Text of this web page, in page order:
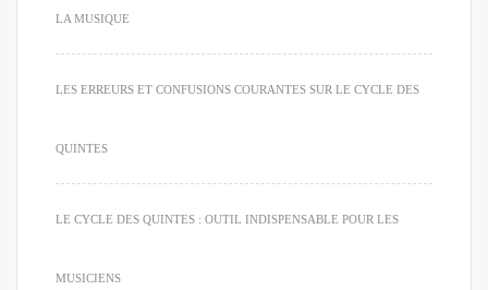
LA MUSIQUE
LES ERREURS ET CONFUSIONS COURANTES SUR LE CYCLE DES
QUINTES
LE CYCLE DES QUINTES : OUTIL INDISPENSABLE POUR LES
MUSICIENS